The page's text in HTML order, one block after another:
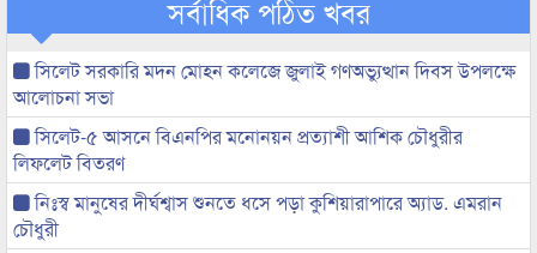
সর্বাধিক পঠিত খবর
সিলেট সরকারি মদন মোহন কলেজে জুলাই গণঅভ্যুত্থান দিবস উপলক্ষে
আলোচনা সভা
সিলেট-৫ আসনে বিএনপির মনোনয়ন প্রত্যাশী আশিক চৌধুরীর
লিফলেট বিতরণ
নিঃস্ব মানুষের দীর্ঘশ্বাস শুনতে ধসে পড়া কুশিয়ারাপারে অ্যাড. এমরান
চৌধুরী